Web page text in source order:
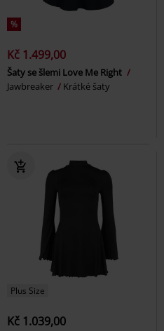
%
Kč 1.499,00
Šaty se šlemi Love Me Right
Jawbreaker
Krátké šaty
Plus Size
Kč 1.039,00